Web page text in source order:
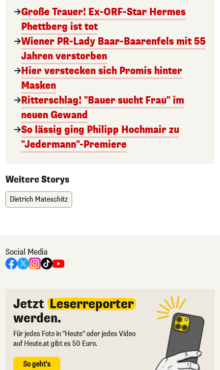
Große Trauer! Ex-ORF-Star Hermes
Phettberg ist tot
Wiener PR-Lady Baar-Baarenfels mit 55
Jahren verstorben
Hier verstecken sich Promis hinter
Masken
Ritterschlag! "Bauer sucht Frau" im
neuen Gewand
So lässig ging Philipp Hochmair zu
"Jedermann"-Premiere
Weitere Storys
Dietrich Mateschitz
Social Media
Jetzt Leserreporter
werden.
Für jedes Foto in "Heute" oder jedes Video
auf Heute.at gibt es 50 Euro.
So geht's